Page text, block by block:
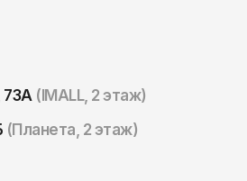
73А (IMALL, 2 этаж)
(Планета, 2 этаж)